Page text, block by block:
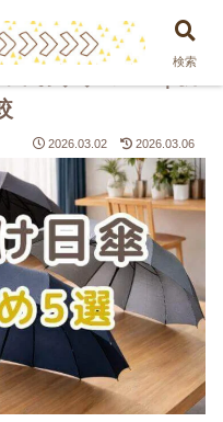
傘おすすめ5選｜折
2026.03.02 2026.03.06
検索